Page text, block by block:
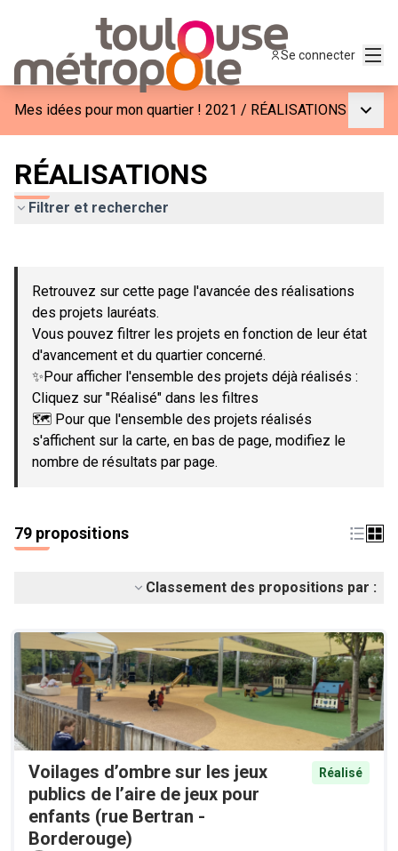
Se connecter
Mes idées pour mon quartier ! 2021 / RÉALISATIONS
RÉALISATIONS
Filtrer et rechercher
−
Retrouvez sur cette page l'avancée des réalisations
des projets lauréats.
Vous pouvez filtrer les projets en fonction de leur état
d'avancement et du quartier concerné.
✨Pour afficher l'ensemble des projets déjà réalisés :
Cliquez sur "Réalisé" dans les filtres
🗺️ Pour que l'ensemble des projets réalisés
s'affichent sur la carte, en bas de page, modifiez le
nombre de résultats par page.
79 propositions
Classement des propositions par :
Voilages d’ombre sur les jeux
publics de l’aire de jeux pour
enfants (rue Bertran -
Borderouge)
Réalisé